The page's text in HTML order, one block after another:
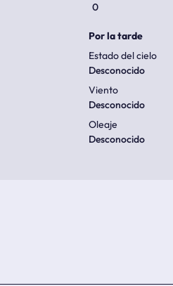
0
Por la tarde
Estado del cielo
Desconocido
Viento
Desconocido
Oleaje
Desconocido